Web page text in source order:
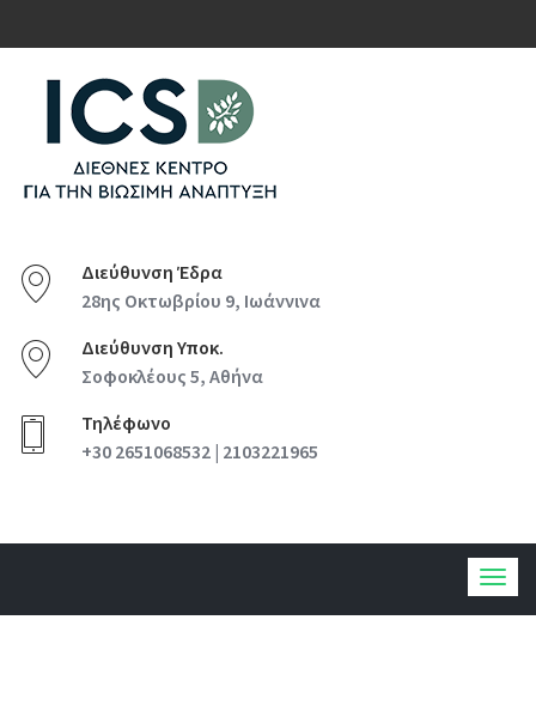
Διεύθυνση Έδρα
28ης Οκτωβρίου 9, Ιωάννινα
Διεύθυνση Υποκ.
Σοφοκλέους 5, Αθήνα
Τηλέφωνο
+30 2651068532 | 2103221965